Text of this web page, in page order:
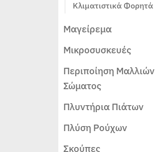
Κλιματιστικά Φορητά
Μαγείρεμα
Μικροσυσκευές
Περιποίηση Μαλλιών
Σώματος
Πλυντήρια Πιάτων
Πλύση Ρούχων
Σκούπες